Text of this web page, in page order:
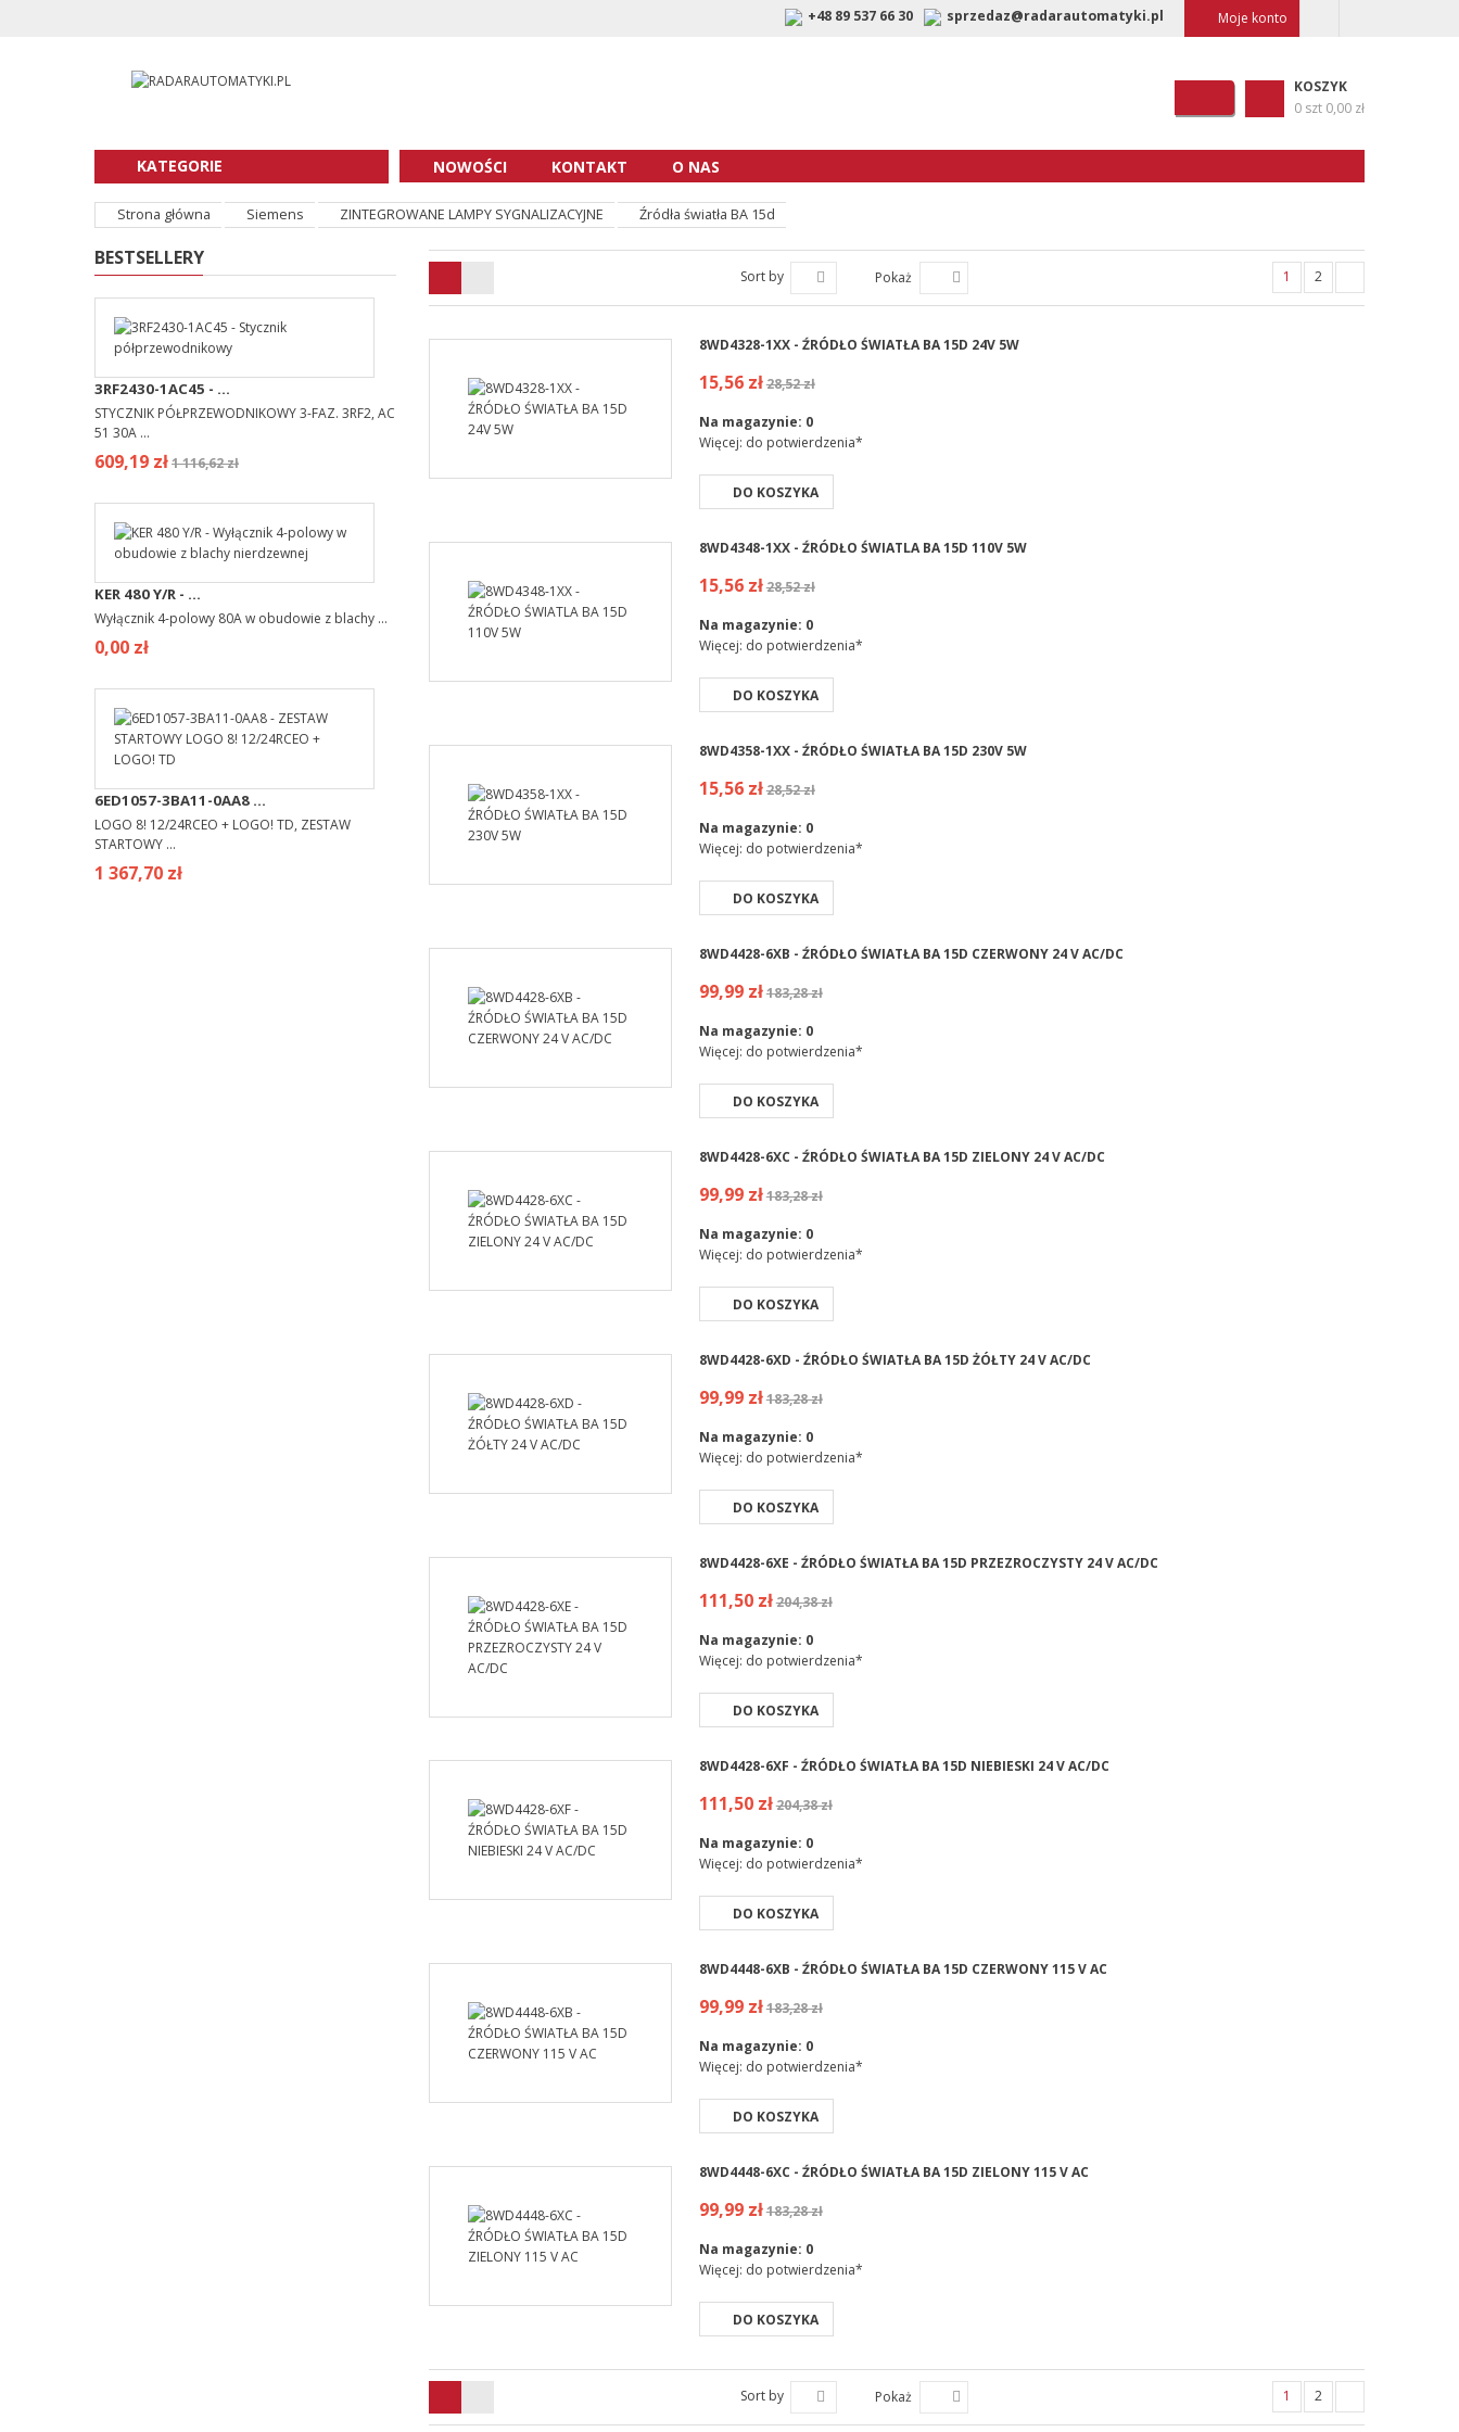
+48 89 537 66 30 sprzedaz@radarautomatyki.pl Moje konto
KOSZYK
0 szt 0,00 zł
KATEGORIE NOWOŚCI KONTAKT O NAS
Strona główna Siemens ZINTEGROWANE LAMPY SYGNALIZACYJNE Źródła światła BA 15d
BESTSELLERY
3RF2430-1AC45 - ...
STYCZNIK PÓŁPRZEWODNIKOWY 3-FAZ. 3RF2, AC
51 30A ...
609,19 zł1 116,62 zł
KER 480 Y/R - ...
Wyłącznik 4-polowy 80A w obudowie z blachy ...
0,00 zł
6ED1057-3BA11-0AA8 ...
LOGO 8! 12/24RCEO + LOGO! TD, ZESTAW
STARTOWY ...
1 367,70 zł
Sort by Pokaż 1 2
8WD4328-1XX - ŹRÓDŁO ŚWIATŁA BA 15D 24V 5W
15,56 zł28,52 zł
Na magazynie: 0
Więcej: do potwierdzenia*
DO KOSZYKA
8WD4348-1XX - ŹRÓDŁO ŚWIATLA BA 15D 110V 5W
15,56 zł28,52 zł
Na magazynie: 0
Więcej: do potwierdzenia*
DO KOSZYKA
8WD4358-1XX - ŹRÓDŁO ŚWIATŁA BA 15D 230V 5W
15,56 zł28,52 zł
Na magazynie: 0
Więcej: do potwierdzenia*
DO KOSZYKA
8WD4428-6XB - ŹRÓDŁO ŚWIATŁA BA 15D CZERWONY 24 V AC/DC
99,99 zł183,28 zł
Na magazynie: 0
Więcej: do potwierdzenia*
DO KOSZYKA
8WD4428-6XC - ŹRÓDŁO ŚWIATŁA BA 15D ZIELONY 24 V AC/DC
99,99 zł183,28 zł
Na magazynie: 0
Więcej: do potwierdzenia*
DO KOSZYKA
8WD4428-6XD - ŹRÓDŁO ŚWIATŁA BA 15D ŻÓŁTY 24 V AC/DC
99,99 zł183,28 zł
Na magazynie: 0
Więcej: do potwierdzenia*
DO KOSZYKA
8WD4428-6XE - ŹRÓDŁO ŚWIATŁA BA 15D PRZEZROCZYSTY 24 V AC/DC
111,50 zł204,38 zł
Na magazynie: 0
Więcej: do potwierdzenia*
DO KOSZYKA
8WD4428-6XF - ŹRÓDŁO ŚWIATŁA BA 15D NIEBIESKI 24 V AC/DC
111,50 zł204,38 zł
Na magazynie: 0
Więcej: do potwierdzenia*
DO KOSZYKA
8WD4448-6XB - ŹRÓDŁO ŚWIATŁA BA 15D CZERWONY 115 V AC
99,99 zł183,28 zł
Na magazynie: 0
Więcej: do potwierdzenia*
DO KOSZYKA
8WD4448-6XC - ŹRÓDŁO ŚWIATŁA BA 15D ZIELONY 115 V AC
99,99 zł183,28 zł
Na magazynie: 0
Więcej: do potwierdzenia*
DO KOSZYKA
Sort by Pokaż 1 2